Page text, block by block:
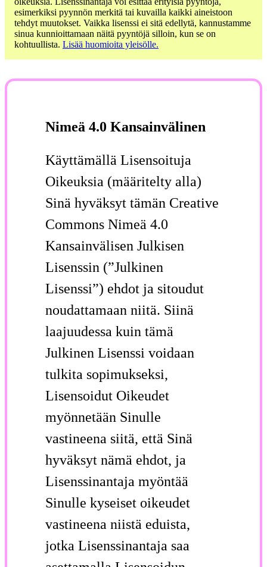
esimerkiksi pyynnön merkitä tai kuvailla kaikki aineistoon
tehdyt muutokset. Vaikka lisenssi ei sitä edellytä, kannustamme
sinua kunnioittamaan näitä pyyntöjä silloin, kun se on
kohtuullista. Lisää huomioita yleisölle.
Nimeä 4.0 Kansainvälinen
Käyttämällä Lisensoituja
Oikeuksia (määritelty alla)
Sinä hyväksyt tämän Creative
Commons Nimeä 4.0
Kansainvälisen Julkisen
Lisenssin (”Julkinen
Lisenssi”) ehdot ja sitoudut
noudattamaan niitä. Siinä
laajuudessa kuin tämä
Julkinen Lisenssi voidaan
tulkita sopimukseksi,
Lisensoidut Oikeudet
myönnetään Sinulle
vastineena siitä, että Sinä
hyväksyt nämä ehdot, ja
Lisenssinantaja myöntää
Sinulle kyseiset oikeudet
vastineena niistä eduista,
jotka Lisenssinantaja saa